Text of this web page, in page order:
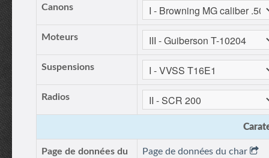
Canons
Moteurs
Suspensions
Radios
Page de données du
Page de données du char